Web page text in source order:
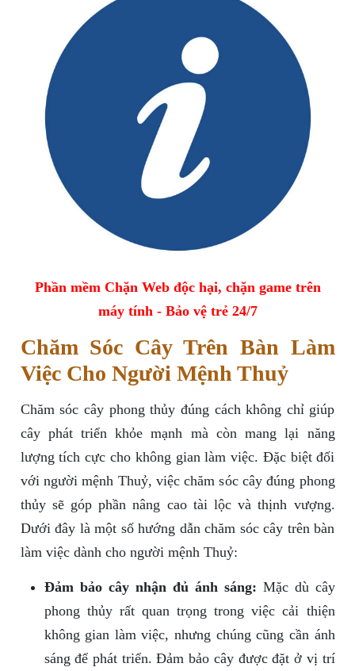
Phần mềm Chặn Web độc hại, chặn game trên
máy tính - Bảo vệ trẻ 24/7
Chăm Sóc Cây Trên Bàn Làm
Việc Cho Người Mệnh Thuỷ
Chăm sóc cây phong thủy đúng cách không chỉ giúp
cây phát triển khỏe mạnh mà còn mang lại năng
lượng tích cực cho không gian làm việc. Đặc biệt đối
với người mệnh Thuỷ, việc chăm sóc cây đúng phong
thủy sẽ góp phần nâng cao tài lộc và thịnh vượng.
Dưới đây là một số hướng dẫn chăm sóc cây trên bàn
làm việc dành cho người mệnh Thuỷ:
Đảm bảo cây nhận đủ ánh sáng: Mặc dù cây
phong thủy rất quan trọng trong việc cải thiện
không gian làm việc, nhưng chúng cũng cần ánh
sáng để phát triển. Đảm bảo cây được đặt ở vị trí